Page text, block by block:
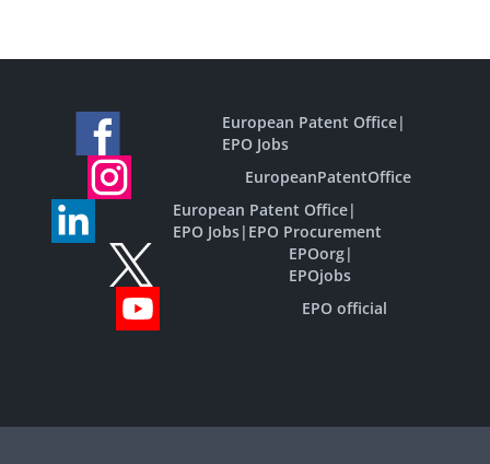
European Patent Office|
EPO Jobs
EuropeanPatentOffice
European Patent Office|
EPO Jobs| EPO Procurement
EPOorg|
EPOjobs
EPO official